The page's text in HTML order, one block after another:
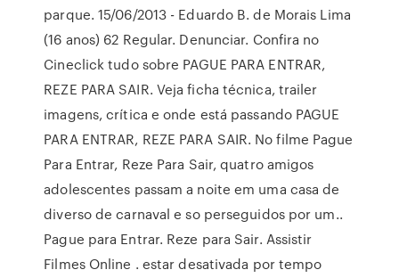
parque. 15/06/2013 - Eduardo B. de Morais Lima
(16 anos) 62 Regular. Denunciar. Confira no
Cineclick tudo sobre PAGUE PARA ENTRAR,
REZE PARA SAIR. Veja ficha técnica, trailer
imagens, crítica e onde está passando PAGUE
PARA ENTRAR, REZE PARA SAIR. No filme Pague
Para Entrar, Reze Para Sair, quatro amigos
adolescentes passam a noite em uma casa de
diverso de carnaval e so perseguidos por um..
Pague para Entrar. Reze para Sair. Assistir
Filmes Online . estar desativada por tempo